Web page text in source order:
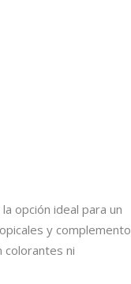
opción ideal para un
y
colorantes ni